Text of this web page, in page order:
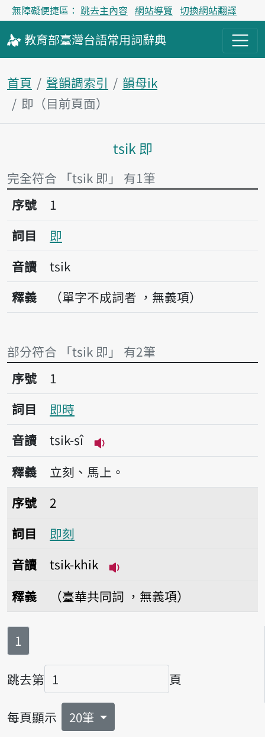
無障礙便捷區： 跳去主內容 網站導覽 切換網站翻譯
教育部臺灣台語常用詞辭典
首頁 聲韻調索引
韻母ik
即（目前頁面）
主內容區塊
tsik 即
完全符合 「tsik 即」 有1筆
序號1即
序號
1
詞目
即
音讀
tsik
釋義
（單字不成詞者 ，無義項）
部分符合 「tsik 即」 有2筆
序號1即時
序號
1
詞目
即時
音讀
tsik-sî
播放音讀tsik-sî
釋義
立刻、馬上。
序號2即刻
序號
2
詞目
即刻
音讀
tsik-khik
釋義 （臺華共同詞 ，無義項）
第
1
跳去第
頁碼
頁
每頁顯示 20筆